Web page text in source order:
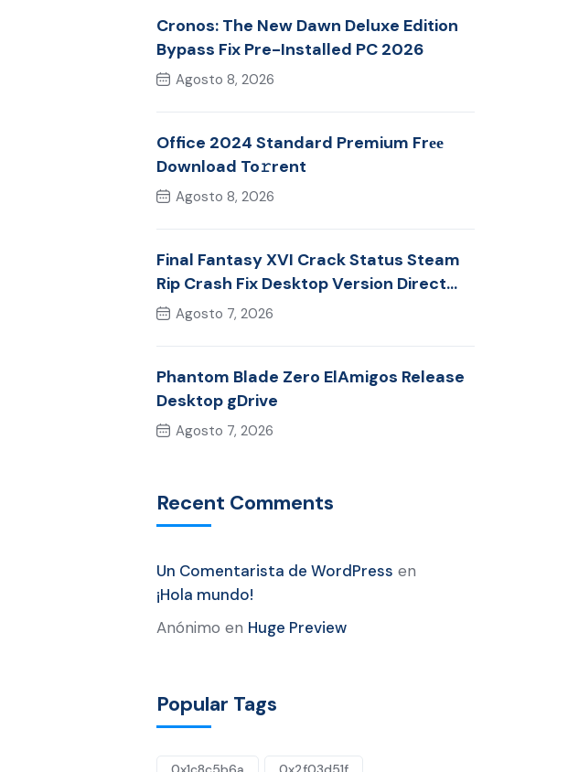
Cronos: The New Dawn Deluxe Edition
Bypass Fix Pre-Installed PC 2026
Agosto 8, 2026
Office 2024 Standard Premium Frее
Download To𝚛rent
Agosto 8, 2026
Final Fantasy XVI Crack Status Steam
Rip Crash Fix Desktop Version Direct
Link 2026
Agosto 7, 2026
Phantom Blade Zero ElAmigos Release
Desktop gDrive
Agosto 7, 2026
Recent Comments
Un Comentarista de WordPress en
¡Hola mundo!
Anónimo en Huge Preview
Popular Tags